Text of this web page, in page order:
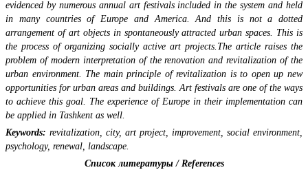
evidenced by numerous annual art festivals included in the system and held
in many countries of Europe and America. And this is not a dotted
arrangement of art objects in spontaneously attracted urban spaces. This is
the process of organizing socially active art projects.The article raises the
problem of modern interpretation of the renovation and revitalization of the
urban environment. The main principle of revitalization is to open up new
opportunities for urban areas and buildings. Art festivals are one of the ways
to achieve this goal. The experience of Europe in their implementation can
be applied in Tashkent as well.
Keywords: revitalization, city, art project, improvement, social environment,
psychology, renewal, landscape.
Список литературы / References